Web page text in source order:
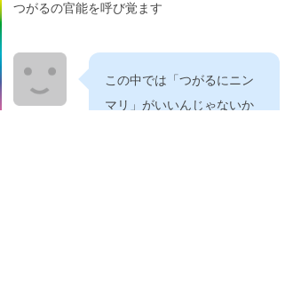
つがるの官能を呼び覚ます
この中では「つがるにニン
マリ」がいいんじゃないか